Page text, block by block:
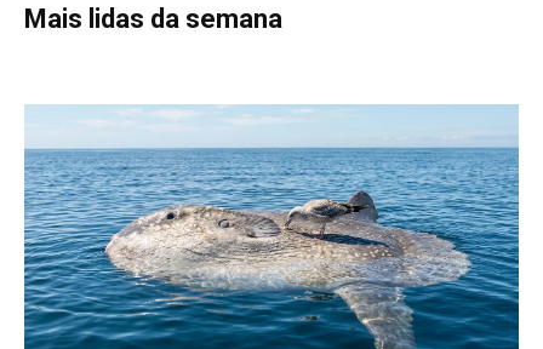
permitir que aves marinhas removam ectoparasitas